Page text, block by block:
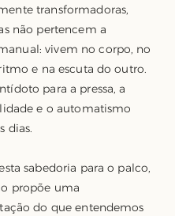
transformadoras,
não pertencem a
vivem no corpo, no
e na escuta do outro.
para a pressa, a
e o automatismo
dias.
sabedoria para o palco,
propõe uma
do que entendemos